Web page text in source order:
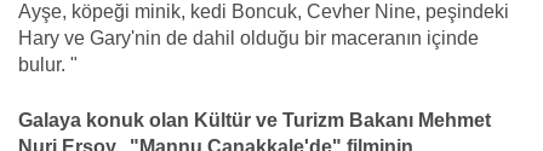
Ayşe, köpeği minik, kedi Boncuk, Cevher Nine, peşindeki
Hary ve Gary'nin de dahil olduğu bir maceranın içinde
bulur. "
Galaya konuk olan Kültür ve Turizm Bakanı Mehmet